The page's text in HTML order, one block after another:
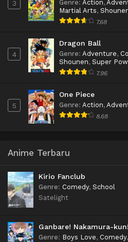
3 Genre: Action,
Martial Arts,
7.68
4
Dragon Ball
Genre: Adventure,
Shounen, Super
7.96
5
One Piece
Genre: Action,
8.68
Anime Terbaru
Kirio Fanclub
Genre: Comedy, School
Satelight
Ganbare! Nakamura-
Genre: Boys Love, Comedy,